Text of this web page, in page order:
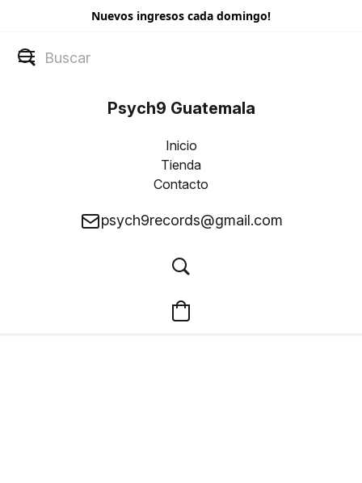
Nuevos ingresos cada domingo!
Psych9 Guatemala
Inicio
Tienda
Contacto
psych9records@gmail.com